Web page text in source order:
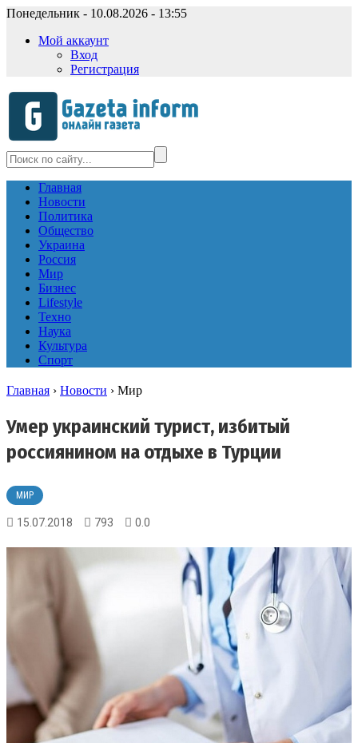
Понедельник - 10.08.2026 - 13:55
Мой аккаунт
Вход
Регистрация
Главная
Новости
Политика
Общество
Украина
Россия
Мир
Бизнес
Lifestyle
Техно
Наука
Культура
Спорт
Главная › Новости › Мир
Умер украинский турист, избитый
россиянином на отдыхе в Турции
МИР
15.07.2018 793 0.0